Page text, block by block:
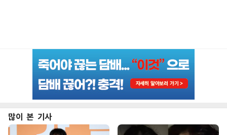
많이 본 기사